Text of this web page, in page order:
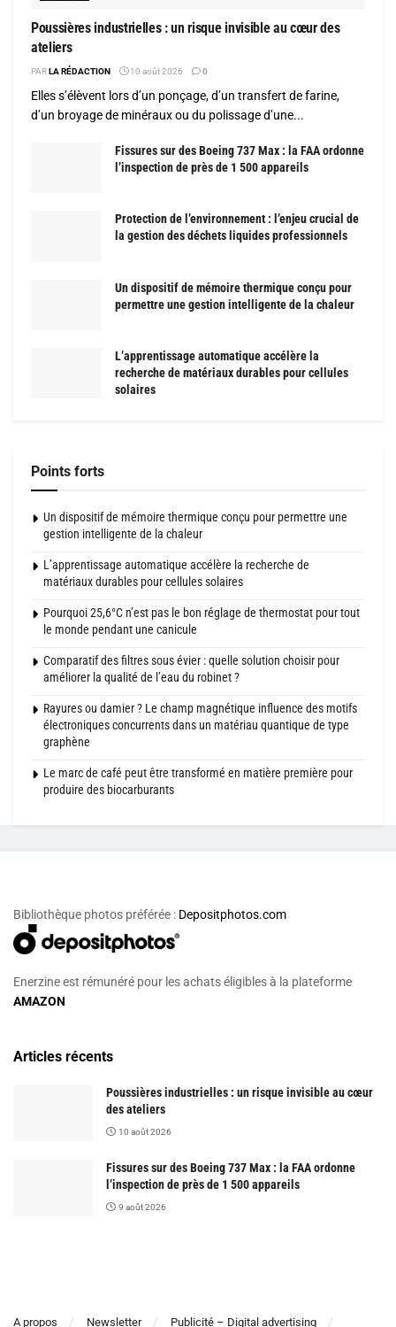
Poussières industrielles : un risque invisible au cœur des
ateliers
PARLA RÉDACTION 10 août 2026 0
Elles s’élèvent lors d’un ponçage, d’un transfert de farine,
d’un broyage de minéraux ou du polissage d’une...
Fissures sur des Boeing 737 Max : la FAA ordonne
l’inspection de près de 1 500 appareils
Protection de l’environnement : l’enjeu crucial de
la gestion des déchets liquides professionnels
Un dispositif de mémoire thermique conçu pour
permettre une gestion intelligente de la chaleur
L’apprentissage automatique accélère la
recherche de matériaux durables pour cellules
solaires
Points forts
Un dispositif de mémoire thermique conçu pour permettre une
gestion intelligente de la chaleur
L’apprentissage automatique accélère la recherche de
matériaux durables pour cellules solaires
Pourquoi 25,6°C n’est pas le bon réglage de thermostat pour tout
le monde pendant une canicule
Comparatif des filtres sous évier : quelle solution choisir pour
améliorer la qualité de l’eau du robinet ?
Rayures ou damier ? Le champ magnétique influence des motifs
électroniques concurrents dans un matériau quantique de type
graphène
Le marc de café peut être transformé en matière première pour
produire des biocarburants
Bibliothèque photos préférée : Depositphotos.com
Enerzine est rémunéré pour les achats éligibles à la plateforme
AMAZON
Articles récents
Poussières industrielles : un risque invisible au cœur
des ateliers
10 août 2026
Fissures sur des Boeing 737 Max : la FAA ordonne
l’inspection de près de 1 500 appareils
9 août 2026
A propos Newsletter Publicité – Digital advertising